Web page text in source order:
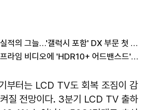
삼성전자, 역대급 실적의 그늘…'갤럭시 포함' DX 부문 첫 적자
삼성전자, 아마존 프라임 비디오에 'HDR10+ 어드밴스드' 기술 선보여
부터는 LCD TV도 회복 조짐이 감
질 전망이다. 3분기 LCD TV 출하